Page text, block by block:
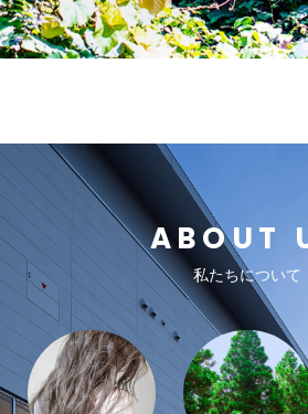
ABOUT
私たちについて